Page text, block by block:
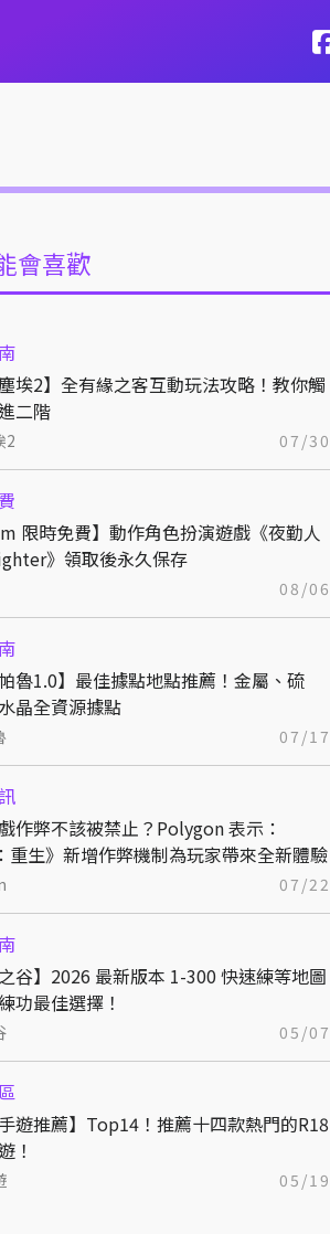
會喜歡
塵埃2】全有緣之客互動玩法攻略！教你觸
二階
2 07/30
限時免費】動作角色扮演遊戲《夜勤人
》領取後永久保存
08/06
帕魯1.0】最佳據點地點推薦！金屬、硫
晶全資源據點
07/17
作弊不該被禁止？Polygon 表示：
重生》新增作弊機制為玩家帶來全新體驗
07/22
之谷】2026 最新版本 1-300 快速練等地圖
功最佳選擇！
05/07
手遊推薦】Top14！推薦十四款熱門的R18
！
05/19